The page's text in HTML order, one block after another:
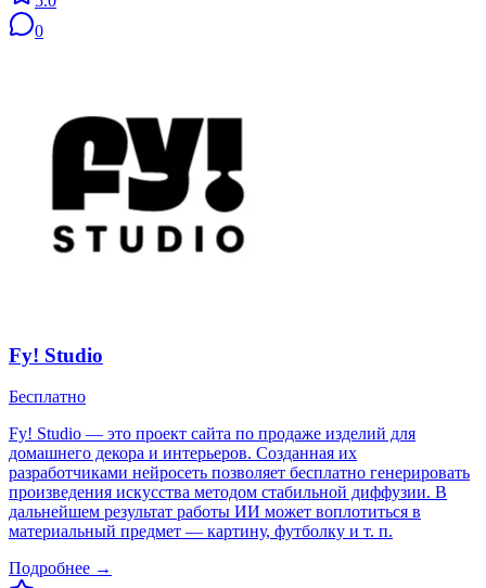
0
Fy! Studio
Бесплатно
Fy! Studio — это проект сайта по продаже изделий для
домашнего декора и интерьеров. Созданная их
разработчиками нейросеть позволяет бесплатно генерировать
произведения искусства методом стабильной диффузии. В
дальнейшем результат работы ИИ может воплотиться в
материальный предмет — картину, футболку и т. п.
Подробнее →